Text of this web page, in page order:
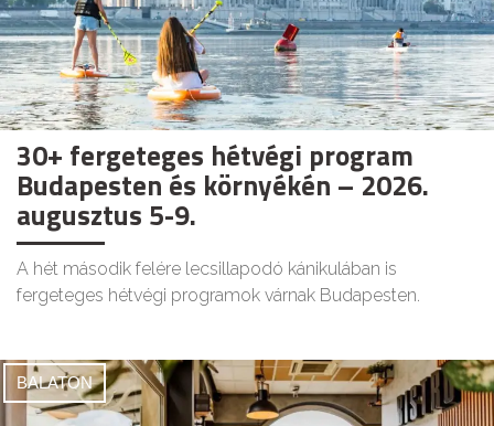
30+ fergeteges hétvégi program
Budapesten és környékén – 2026.
augusztus 5-9.
A hét második felére lecsillapodó kánikulában is
fergeteges hétvégi programok várnak Budapesten.
BALATON